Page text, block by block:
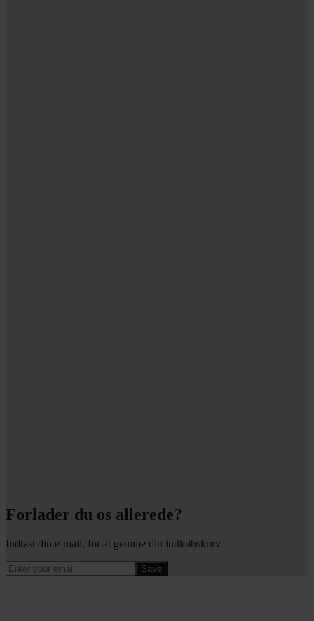
Forlader du os allerede?
Indtast din e-mail, for at gemme din indkøbskurv.
Save